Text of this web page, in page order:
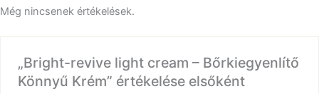
Még nincsenek értékelések.
„Bright-revive light cream – Bőrkiegyenlítő
Könnyű Krém” értékelése elsőként